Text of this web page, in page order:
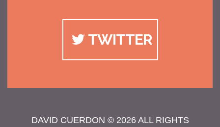
TWITTER
DAVID CUERDON © 2026 ALL RIGHTS